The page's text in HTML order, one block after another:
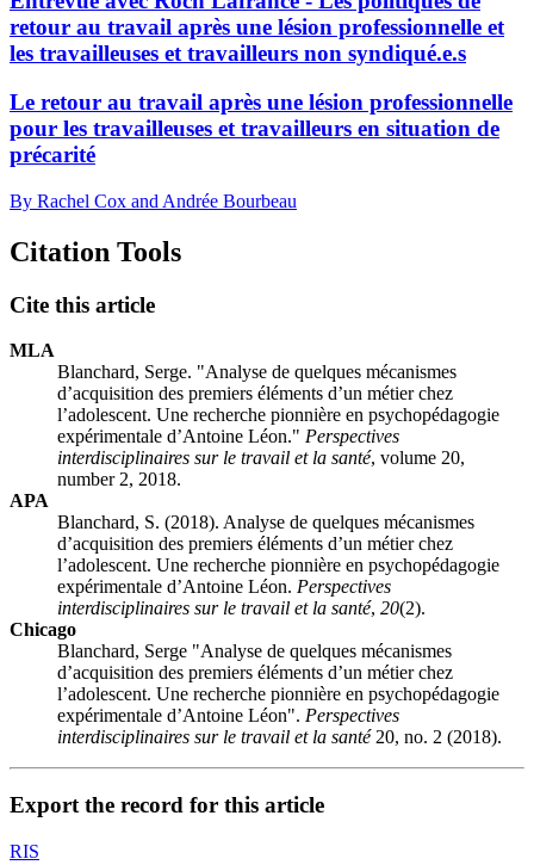
retour au travail après une lésion professionnelle et
les travailleuses et travailleurs non syndiqué.e.s
Le retour au travail après une lésion professionnelle
pour les travailleuses et travailleurs en situation de
précarité
By Rachel Cox and Andrée Bourbeau
Citation Tools
Cite this article
MLA
Blanchard, Serge. "Analyse de quelques mécanismes
d’acquisition des premiers éléments d’un métier chez
l’adolescent. Une recherche pionnière en psychopédagogie
expérimentale d’Antoine Léon." Perspectives
interdisciplinaires sur le travail et la santé, volume 20,
number 2, 2018.
APA
Blanchard, S. (2018). Analyse de quelques mécanismes
d’acquisition des premiers éléments d’un métier chez
l’adolescent. Une recherche pionnière en psychopédagogie
expérimentale d’Antoine Léon. Perspectives
interdisciplinaires sur le travail et la santé, 20(2).
Chicago
Blanchard, Serge "Analyse de quelques mécanismes
d’acquisition des premiers éléments d’un métier chez
l’adolescent. Une recherche pionnière en psychopédagogie
expérimentale d’Antoine Léon". Perspectives
interdisciplinaires sur le travail et la santé20, no. 2 (2018).
Export the record for this article
RIS